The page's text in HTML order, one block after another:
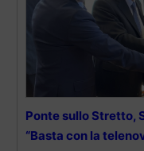
Ponte sullo Stretto,
“Basta con la